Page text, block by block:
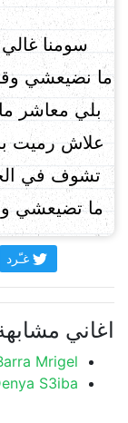
سومنا
ما نضيعشي
بلي معاشر
علاش رميت
تشوف في
ما تضيعشي
اغاني
Mrigel
S3iba